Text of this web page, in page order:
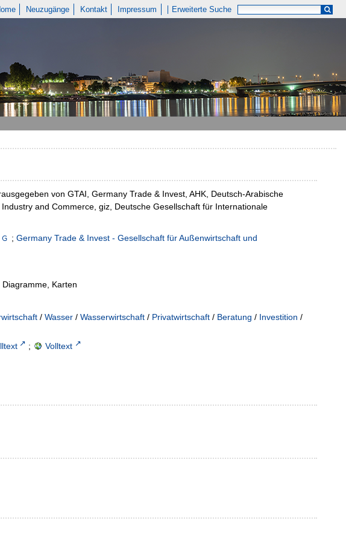
Neuzugänge Kontakt Impressum Erweiterte Suche
von GTAI, Germany Trade & Invest, AHK, Deutsch-Arabische
and Commerce, giz, Deutsche Gesellschaft für Internationale
;Germany Trade & Invest - Gesellschaft für Außenwirtschaft und
Karten
/ Wasser / Wasserwirtschaft / Privatwirtschaft / Beratung / Investition /
;
Volltext